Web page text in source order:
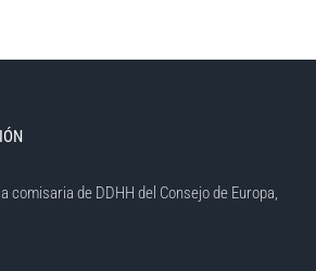
comisaria de DDHH del Consejo de Europa,